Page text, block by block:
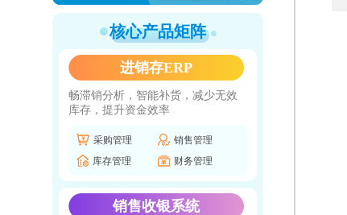
核心产品矩阵
进销存ERP
畅滞销分析，智能补货，减少无效
库存，提升资金效率
采购管理
销售管理
库存管理
财务管理
销售收银系统